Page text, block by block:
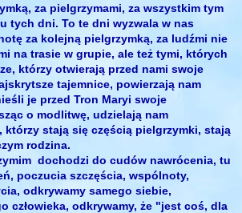
za pielgrzymami, za wszystkim tym
tych dni. To te dni wyzwala w nas
za kolejną pielgrzymką, za ludźmi nie
na trasie w grupie, ale też tymi, których
którzy otwierają przed nami swoje
tajemnice, powierzają nam
je przed Tron Maryi swoje
o modlitwę, udzielają nam
którzy stają się częścią pielgrzymki, stają
rodzina.
dochodzi do cudów nawrócenia, tu
poczucia szczęścia, wspólnoty,
odkrywamy samego siebie,
człowieka, odkrywamy, że "jest coś, dla